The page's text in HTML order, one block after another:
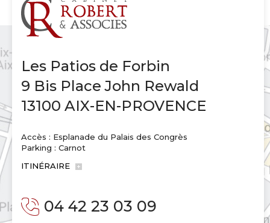
Les Patios de Forbin
9 Bis Place John Rewald
13100 AIX-EN-PROVENCE
Accès : Esplanade du Palais des Congrès
Parking : Carnot
ITINÉRAIRE
04 42 23 03 09